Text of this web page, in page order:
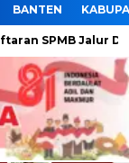
BANTEN
Jalur Domisili